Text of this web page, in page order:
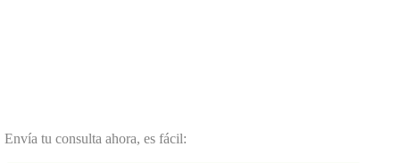
Envía tu consulta ahora, es fácil: